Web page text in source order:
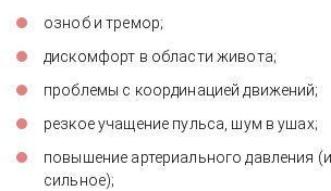
озноб и тремор;
дискомфорт в области живота;
проблемы с координацией движений;
резкое учащение пульса, шум в ушах;
повышение артериального давления
сильное);